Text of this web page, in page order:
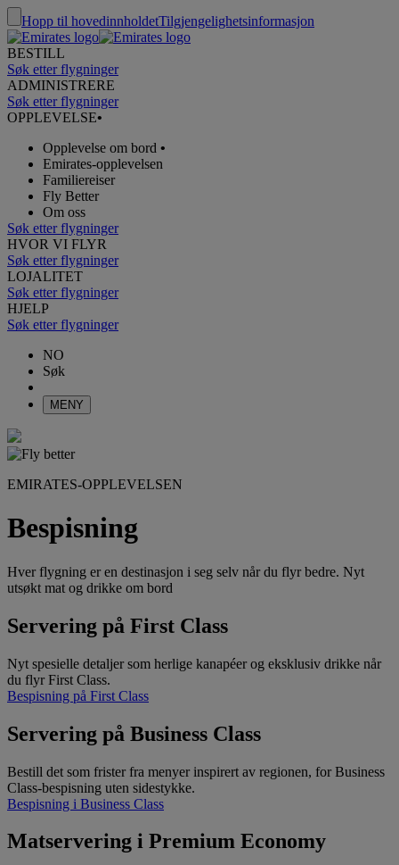
Hopp til hovedinnholdetTilgjengelighetsinformasjon
BESTILL
Søk etter flygninger
ADMINISTRERE
Søk etter flygninger
OPPLEVELSE•
Opplevelse om bord •
Emirates-opplevelsen
Familiereiser
Fly Better
Om oss
Søk etter flygninger
HVOR VI FLYR
Søk etter flygninger
LOJALITET
Søk etter flygninger
HJELP
Søk etter flygninger
NO
Søk
MENY
EMIRATES-OPPLEVELSEN
Bespisning
Hver flygning er en destinasjon i seg selv når du flyr bedre. Nyt
utsøkt mat og drikke om bord
Servering på First Class
Nyt spesielle detaljer som herlige kanapéer og eksklusiv drikke når
du flyr First Class.
Bespisning på First Class
Servering på Business Class
Bestill det som frister fra menyer inspirert av regionen, for Business
Class-bespisning uten sidestykke.
Bespisning i Business Class
Matservering i Premium Economy